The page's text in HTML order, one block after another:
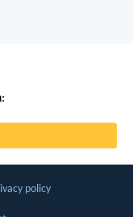
policy